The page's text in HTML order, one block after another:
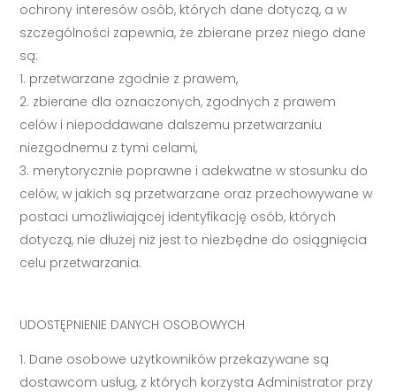
ochrony interesów osób, których dane dotyczą, a w
szczególności zapewnia, że zbierane przez niego dane
są:
przetwarzane zgodnie z prawem,
zbierane dla oznaczonych, zgodnych z prawem
celów i niepoddawane dalszemu przetwarzaniu
niezgodnemu z tymi celami,
merytorycznie poprawne i adekwatne w stosunku do
celów, w jakich są przetwarzane oraz przechowywane w
postaci umożliwiającej identyfikację osób, których
dotyczą, nie dłużej niż jest to niezbędne do osiągnięcia
celu przetwarzania.
UDOSTĘPNIENIE DANYCH OSOBOWYCH
Dane osobowe użytkowników przekazywane są
dostawcom usług, z których korzysta Administrator przy